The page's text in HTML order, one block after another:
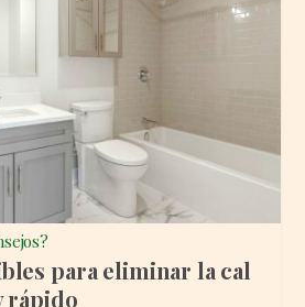
para eliminar la cal
rápido